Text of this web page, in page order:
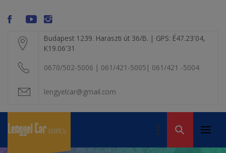
Budapest 1239. Haraszti út 36/B. | GPS: É47.23'04,
K19.06'31
0670/502-5006 | 061/421-5005| 061/421 -5004
lengyelcar@gmail.com
LENGYEL CAR
IMPEX KFT. – A
Menu